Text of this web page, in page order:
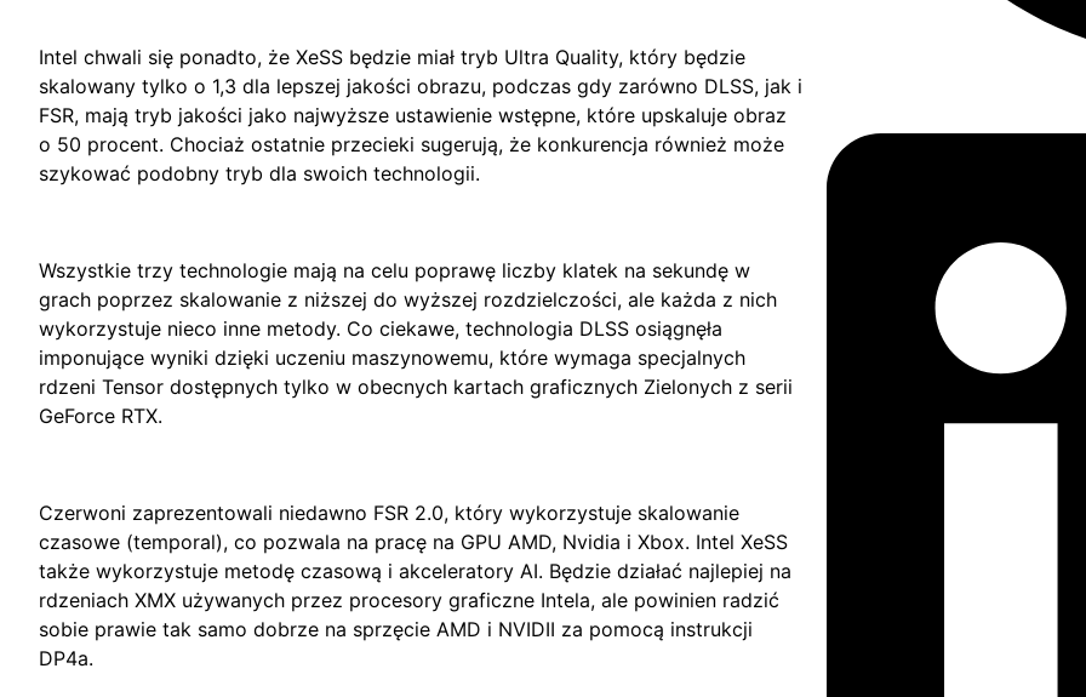
Intel chwali się ponadto, że XeSS będzie miał tryb Ultra Quality, który będzie
skalowany tylko o 1,3 dla lepszej jakości obrazu, podczas gdy zarówno DLSS, jak i
FSR, mają tryb jakości jako najwyższe ustawienie wstępne, które upskaluje obraz
o 50 procent. Chociaż ostatnie przecieki sugerują, że konkurencja również może
szykować podobny tryb dla swoich technologii.
Wszystkie trzy technologie mają na celu poprawę liczby klatek na sekundę w
grach poprzez skalowanie z niższej do wyższej rozdzielczości, ale każda z nich
wykorzystuje nieco inne metody. Co ciekawe, technologia DLSS osiągnęła
imponujące wyniki dzięki uczeniu maszynowemu, które wymaga specjalnych
rdzeni Tensor dostępnych tylko w obecnych kartach graficznych Zielonych z serii
GeForce RTX.
Czerwoni zaprezentowali niedawno FSR 2.0, który wykorzystuje skalowanie
czasowe (temporal), co pozwala na pracę na GPU AMD, Nvidia i Xbox. Intel XeSS
także wykorzystuje metodę czasową i akceleratory AI. Będzie działać najlepiej na
rdzeniach XMX używanych przez procesory graficzne Intela, ale powinien radzić
sobie prawie tak samo dobrze na sprzęcie AMD i NVIDII za pomocą instrukcji
DP4a.